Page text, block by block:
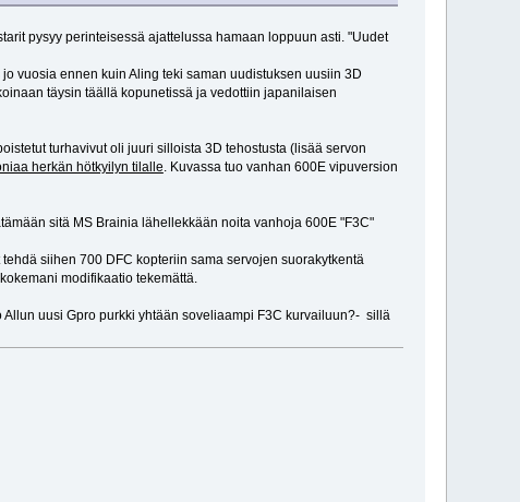
pysyy perinteisessä ajattelussa hamaan loppuun asti. "Uudet
vuosia ennen kuin Aling teki saman uudistuksen uusiin 3D
täysin täällä kopunetissä ja vedottiin japanilaisen
turhavivut oli juuri silloista 3D tehostusta (lisää servon
herkän hötkyilyn tilalle. Kuvassa tuo vanhan 600E vipuversion
sitä MS Brainia lähellekkään noita vanhoja 600E "F3C"
siihen 700 DFC kopteriin sama servojen suorakytkentä
modifikaatio tekemättä.
uusi Gpro purkki yhtään soveliaampi F3C kurvailuun?- sillä